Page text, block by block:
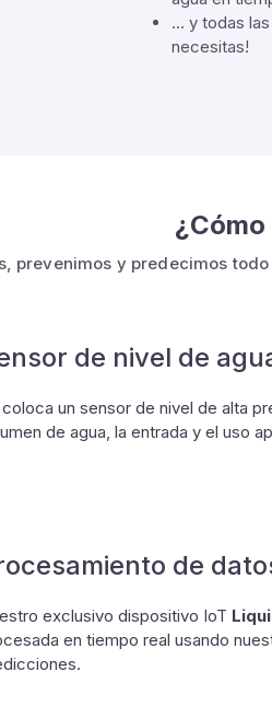
... y todas
necesitas!
prevenimos y predecimos
de nivel de
coloca un sensor de nivel de alta
de agua, la entrada y el uso
de
exclusivo dispositivo IoT
en tiempo real usando